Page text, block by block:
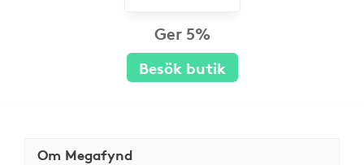
Ger 5%
Besök butik
Om Megafynd